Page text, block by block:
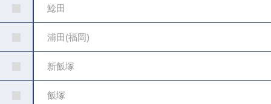
鯰田
浦田(福岡)
新飯塚
飯塚